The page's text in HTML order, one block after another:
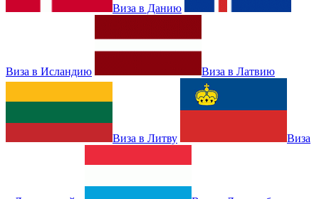
Виза в Данию
Виза в Исландию Виза в Латвию
Виза в Литву Виза